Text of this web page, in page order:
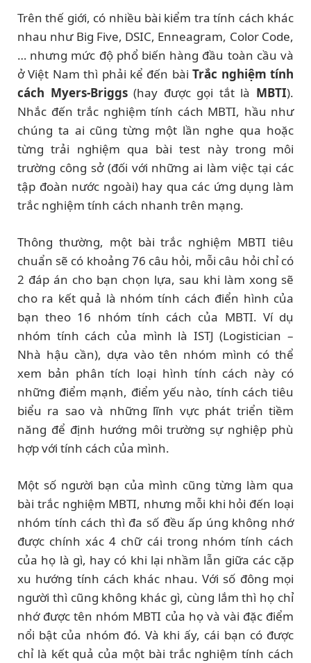
Trên thế giới, có nhiều bài kiểm tra tính cách khác
nhau như Big Five, DSIC, Enneagram, Color Code,
… nhưng mức độ phổ biến hàng đầu toàn cầu và
ở Việt Nam thì phải kể đến bàiTrắc nghiệm tính
cách Myers-Briggs(hay được gọi tắt là MBTI).
Nhắc đến trắc nghiệm tính cách MBTI, hầu như
chúng ta ai cũng từng một lần nghe qua hoặc
từng trải nghiệm qua bài test này trong môi
trường công sở (đối với những ai làm việc tại các
tập đoàn nước ngoài) hay qua các ứng dụng làm
trắc nghiệm tính cách nhanh trên mạng.
Thông thường, một bài trắc nghiệm MBTI tiêu
chuẩn sẽ có khoảng 76 câu hỏi, mỗi câu hỏi chỉ có
2 đáp án cho bạn chọn lựa, sau khi làm xong sẽ
cho ra kết quả là nhóm tính cách điển hình của
bạn theo 16 nhóm tính cách của MBTI. Ví dụ
nhóm tính cách của mình là ISTJ (Logistician –
Nhà hậu cần), dựa vào tên nhóm mình có thể
xem bản phân tích loại hình tính cách này có
những điểm mạnh, điểm yếu nào, tính cách tiêu
biểu ra sao và những lĩnh vực phát triển tiềm
năng để định hướng môi trường sự nghiệp phù
hợp với tính cách của mình.
Một số người bạn của mình cũng từng làm qua
bài trắc nghiệm MBTI, nhưng mỗi khi hỏi đến loại
nhóm tính cách thì đa số đều ấp úng không nhớ
được chính xác 4 chữ cái trong nhóm tính cách
của họ là gì, hay có khi lại nhầm lẫn giữa các cặp
xu hướng tính cách khác nhau. Với số đông mọi
người thì cũng không khác gì, cùng lắm thì họ chỉ
nhớ được tên nhóm MBTI của họ và vài đặc điểm
nổi bật của nhóm đó. Và khi ấy, cái bạn có được
chỉ là kết quả của một bài trắc nghiệm tính cách